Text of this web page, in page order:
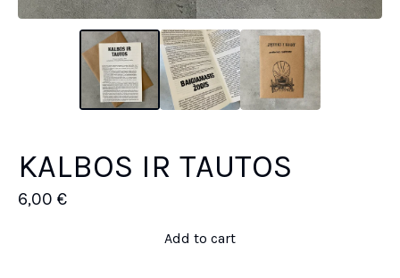
KALBOS IR TAUTOS
6,00 €
Add to cart